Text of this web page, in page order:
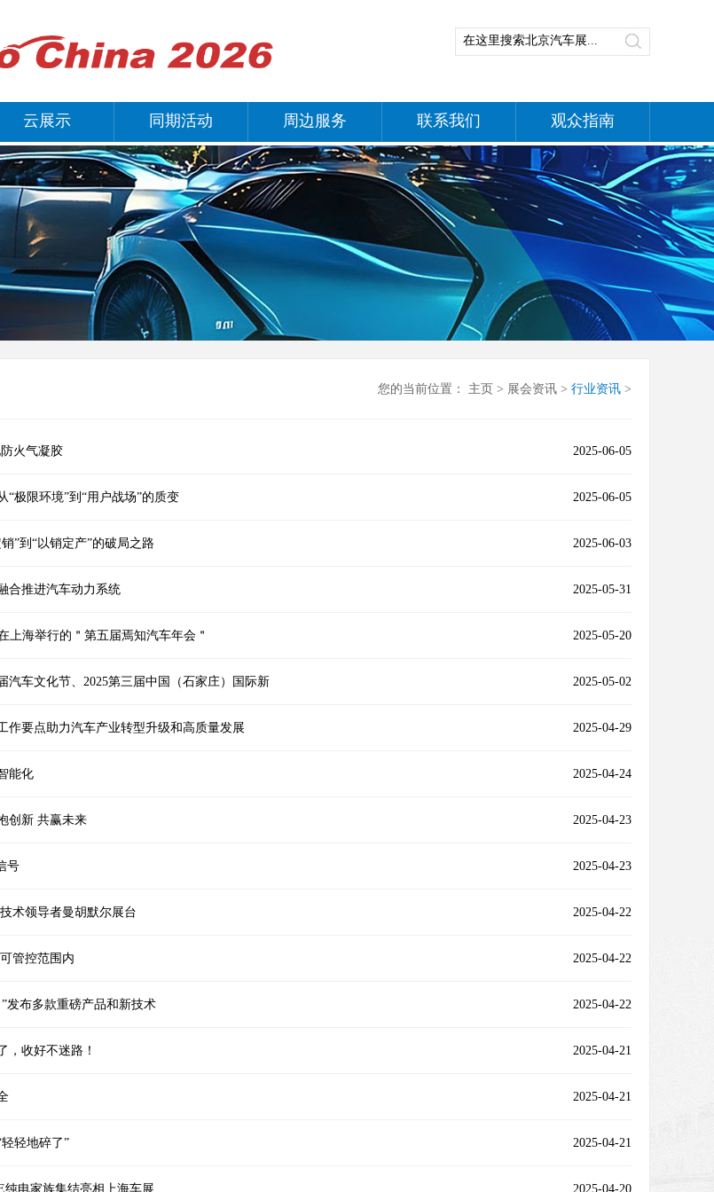
云展示 同期活动 周边服务 联系我们 观众指南
您的当前位置： 主页 > 展会资讯 > 行业资讯 >
火气凝胶 2025-06-05
极限环境”到“用户战场”的质变 2025-06-05
”到“以销定产”的破局之路 2025-06-03
合推进汽车动力系统 2025-05-31
上海举行的＂第五届焉知汽车年会＂ 2025-05-20
汽车文化节、2025第三届中国（石家庄）国际新 2025-05-02
作要点助力汽车产业转型升级和高质量发展 2025-04-29
能化 2025-04-24
创新 共赢未来 2025-04-23
号 2025-04-23
术领导者曼胡默尔展台 2025-04-22
管控范围内 2025-04-22
发布多款重磅产品和新技术 2025-04-22
，收好不迷路！ 2025-04-21
2025-04-21
轻地碎了” 2025-04-21
电家族集结亮相上海车展 2025-04-20